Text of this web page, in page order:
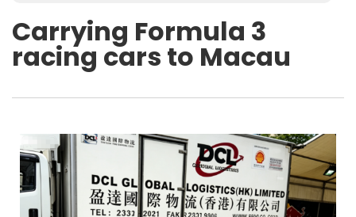
Carrying Formula 3
racing cars to Macau